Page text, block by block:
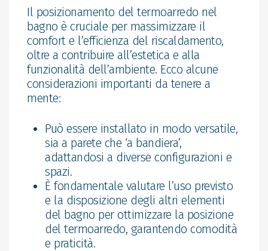
Il posizionamento del termoarredo nel
bagno è cruciale per massimizzare il
comfort e l’efficienza del riscaldamento,
oltre a contribuire all’estetica e alla
funzionalità dell’ambiente. Ecco alcune
considerazioni importanti da tenere a
mente:
Può essere installato in modo versatile,
sia a parete che ‘a bandiera’,
adattandosi a diverse configurazioni e
spazi.
È fondamentale valutare l’uso previsto
e la disposizione degli altri elementi
del bagno per ottimizzare la posizione
del termoarredo, garantendo comodità
e praticità.